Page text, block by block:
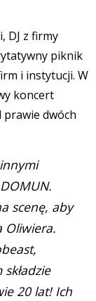
DJ z firmy
piknik
i instytucji. W
koncert
prawie dwóch
scenę, aby
Oliwiera.
20 lat! Ich